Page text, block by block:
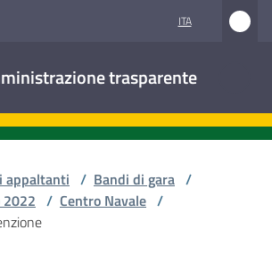
ITA
trasparente
appaltanti / Bandi di gara /
/ Centro Navale /